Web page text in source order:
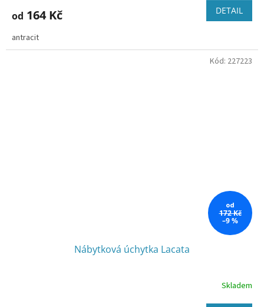
od 164 Kč DETAIL
antracit
od
172 Kč
–9 %
Nábytková úchytka Lacata
Skladem
Kód: 227223